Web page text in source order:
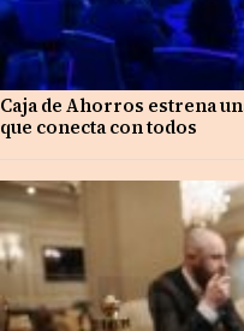
Caja de Ahorros estrena
que conecta con todos